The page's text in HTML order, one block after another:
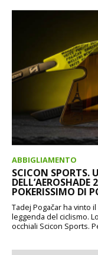
ABBIGLIAMENTO
SCICON SPORTS.
POKERISSIMO DI
Tadej Pogačar ha vinto
leggenda del ciclismo.
occhiali Scicon Sports.